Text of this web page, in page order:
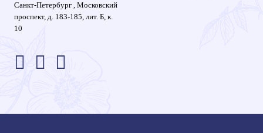
Санкт-Петербург , Московский
проспект, д. 183-185, лит. Б, к.
10